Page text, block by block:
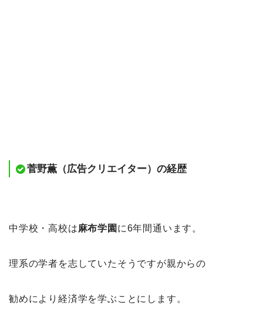
菅野薫（広告クリエイター）の経歴
中学校・高校は麻布学園 に6年間通います。
理系の学者を志していたそうですが親からの
勧めにより経済学を学ぶことにします。